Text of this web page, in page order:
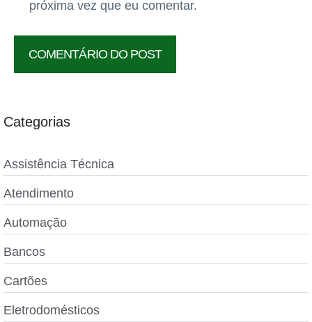
próxima vez que eu comentar.
Categorias
Assistência Técnica
Atendimento
Automação
Bancos
Cartões
Eletrodomésticos